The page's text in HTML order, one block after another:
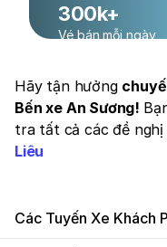
300k+
Vé bán mỗi ngày
Hãy tận hưởng
Bến xe An Sương!
tra tất cả các đề
Liêu
Các Tuyến Xe Khách